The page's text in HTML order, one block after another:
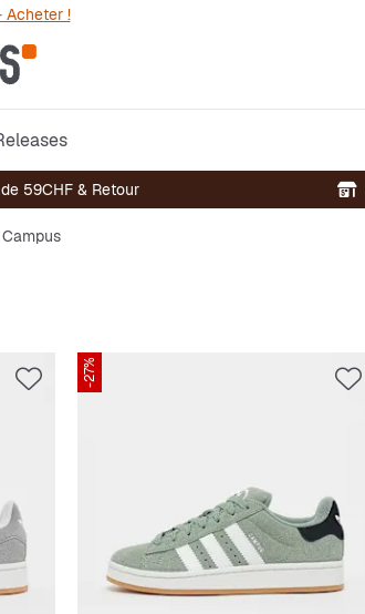
Acheter !
59CHF & Retour
-27%